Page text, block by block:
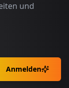
und
Anmelden